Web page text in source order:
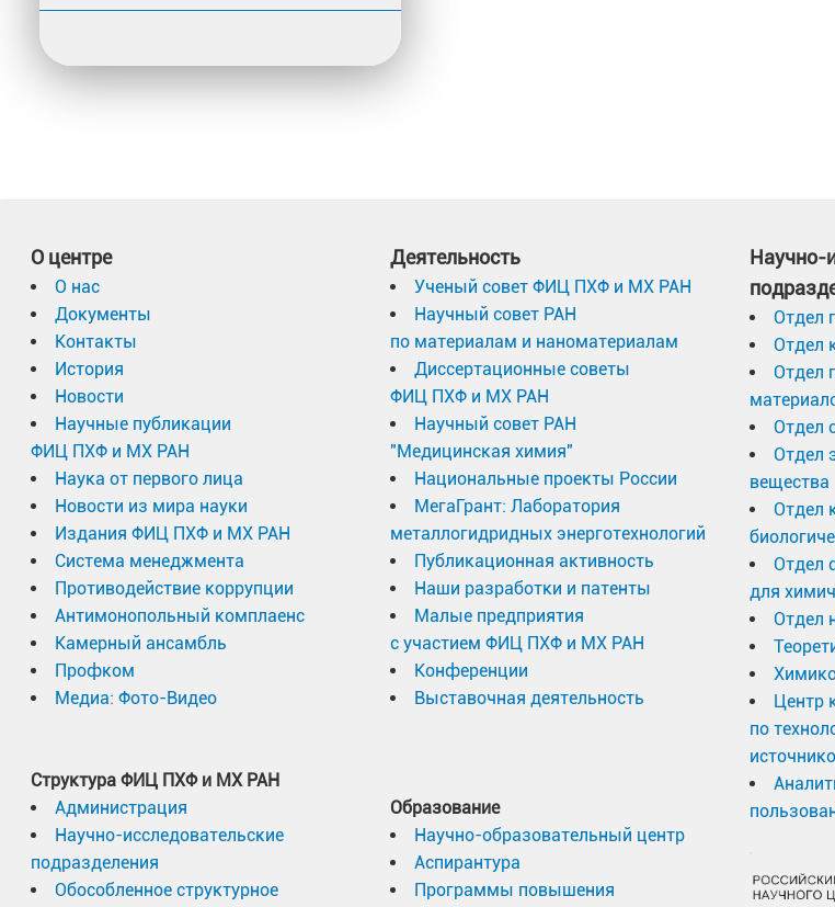
О центре
О нас
Документы
Контакты
История
Новости
Научные публикации
ФИЦ ПХФ и МХ РАН
Наука от первого лица
Новости из мира науки
Издания ФИЦ ПХФ и МХ РАН
Система менеджмента
Противодействие коррупции
Антимонопольный комплаенс
Камерный ансамбль
Профком
Медиа: Фото-Видео
Структура ФИЦ ПХФ и МХ РАН
Администрация
Научно-исследовательские
подразделения
Обособленное структурное
Деятельность
Ученый совет ФИЦ ПХФ и МХ РАН
Научный совет РАН
по материалам и наноматериалам
Диссертационные советы
ФИЦ ПХФ и МХ РАН
Научный совет РАН
"Медицинская химия"
Национальные проекты России
МегаГрант: Лаборатория
металлогидридных энерготехнологий
Публикационная активность
Наши разработки и патенты
Малые предприятия
с участием ФИЦ ПХФ и МХ РАН
Конференции
Выставочная деятельность
Образование
Научно-образовательный центр
Аспирантура
Программы повышения
Научно-
Отдел
Отдел
Отдел
Отдел
Отдел
вещества
Отдел
Отдел
для
Отдел
Центр
по